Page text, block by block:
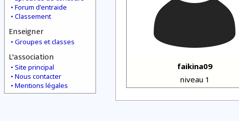
Forum d'entraide
Classement
Enseigner
Groupes et classes
L'association
Site principal
Nous contacter
Mentions légales
faikina09
niveau 1